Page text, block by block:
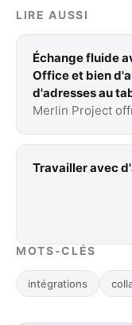
LIRE AUSSI
Échange fluide
Office et bien
d'adresses au
Merlin Project
programmes les
Merlin …
Travailler avec
MOTS-CLÉS
intégrations